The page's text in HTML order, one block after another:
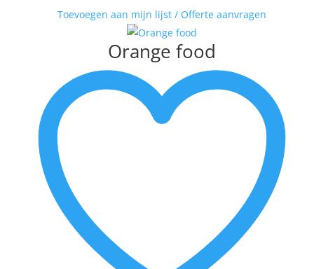
Toevoegen aan mijn lijst / Offerte aanvragen
Orange food